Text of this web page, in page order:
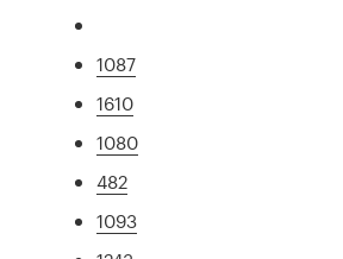
1087
1610
1080
482
1093